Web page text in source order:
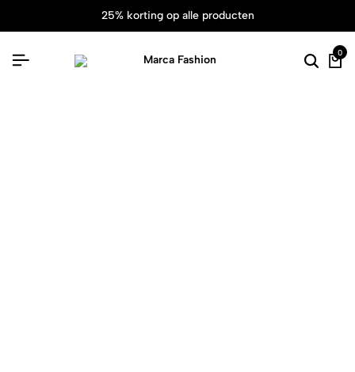
25% korting op alle producten
0